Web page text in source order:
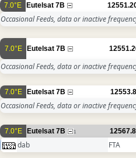
7.0°E Eutelsat 7B
Occasional Feeds, data or inactive
7.0°E Eutelsat 7B
Occasional Feeds, data or inactive
7.0°E Eutelsat 7B
Occasional Feeds, data or inactive
7.0°E Eutelsat 7B 1
dab FTA